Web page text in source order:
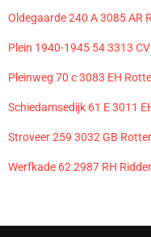
Oldegaarde 240 A 3085 AR
Plein 1940-1945 54 3313
Pleinweg 70 c 3083 EH
Schiedamsedijk 61 E 3011
Stroveer 259 3032 GB
Werfkade 62 2987 RH